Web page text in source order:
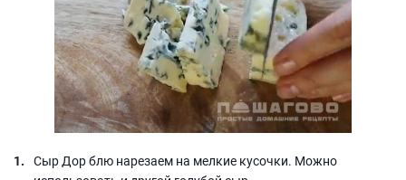
Сыр Дор блю нарезаем на мелкие кусочки. Можно